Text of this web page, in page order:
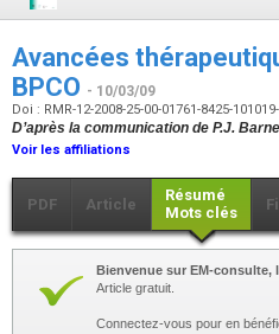
Avancées
BPCO - 10/03/09
Doi : RMR-12-2008-25-00-01761-8425-
D’après la communication de P.J.
Voir les affiliations
PDF Article
Résumé
Mots clés
Bienvenue sur EM-consulte,
Article gratuit.
Connectez-vous pour en